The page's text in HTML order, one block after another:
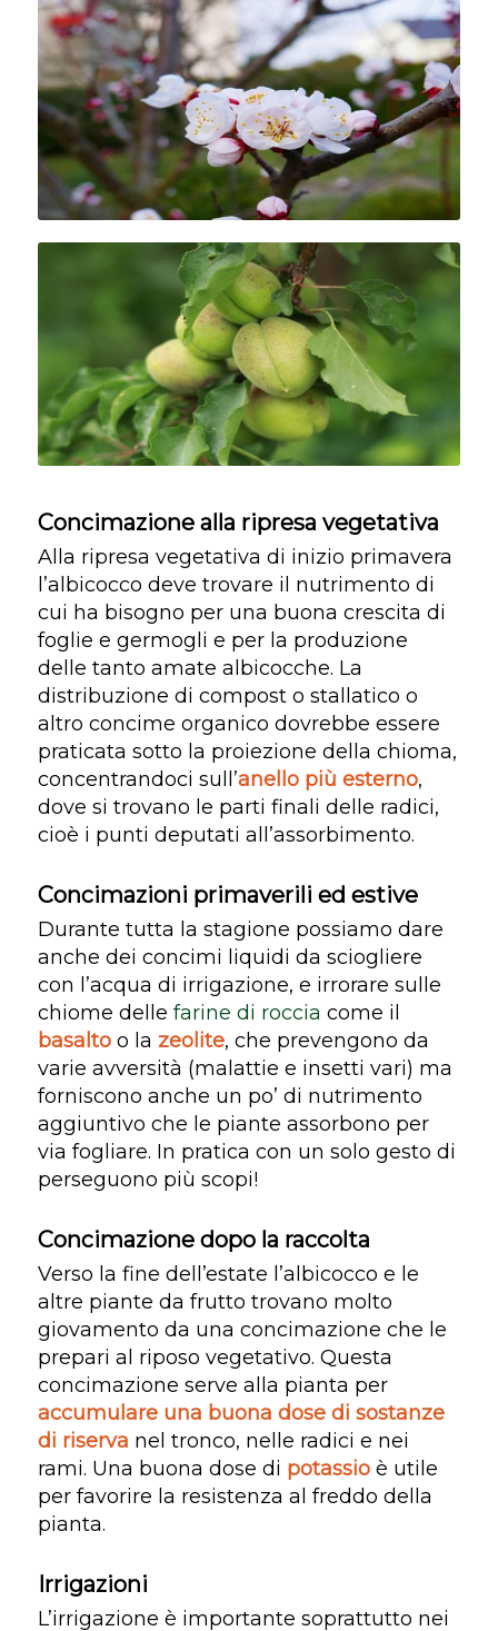
Concimazione alla ripresa vegetativa
Alla ripresa vegetativa di inizio primavera
l’albicocco deve trovare il nutrimento di
cui ha bisogno per una buona crescita di
foglie e germogli e per la produzione
delle tanto amate albicocche. La
distribuzione di compost o stallatico o
altro concime organico dovrebbe essere
praticata sotto la proiezione della chioma,
concentrandoci sull’anello più esterno,
dove si trovano le parti finali delle radici,
cioè i punti deputati all’assorbimento.
Concimazioni primaverili ed estive
Durante tutta la stagione possiamo dare
anche dei concimi liquidi da sciogliere
con l’acqua di irrigazione, e irrorare sulle
chiome delle farine di roccia come il
basaltoo la zeolite, che prevengono da
varie avversità (malattie e insetti vari) ma
forniscono anche un po’ di nutrimento
aggiuntivo che le piante assorbono per
via fogliare. In pratica con un solo gesto di
perseguono più scopi!
Concimazione dopo la raccolta
Verso la fine dell’estate l’albicocco e le
altre piante da frutto trovano molto
giovamento da una concimazione che le
prepari al riposo vegetativo. Questa
concimazione serve alla pianta per
accumulare una buona dose di sostanze
di riserva nel tronco, nelle radici e nei
rami. Una buona dose di potassioè utile
per favorire la resistenza al freddo della
pianta.
Irrigazioni
L’irrigazione è importante soprattutto nei